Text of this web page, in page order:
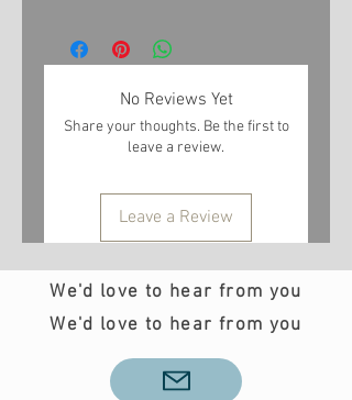
No Reviews Yet
Share your thoughts. Be the first to
leave a review.
Leave a Review
We'd love to hear from you
We'd love to hear from you